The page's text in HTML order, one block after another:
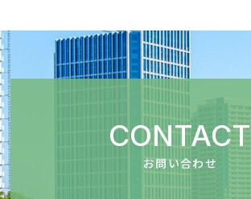
CONTACT
お問い合わせ